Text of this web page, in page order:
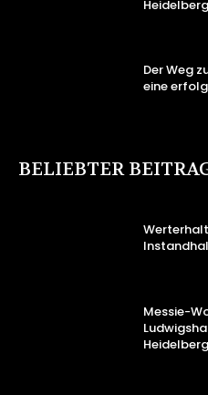
Heidelberg
Der Weg
eine
BELIEBTER
Messie-
Heidelberg